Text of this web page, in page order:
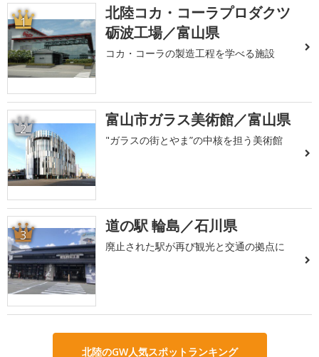
1
北陸コカ・コーラプロダクツ
砺波工場／富山県
コカ・コーラの製造工程を学べる施設
2 富山市ガラス美術館／富山県
"ガラスの街とやま”の中核を担う美術館
3 道の駅 輪島／石川県
廃止された駅が再び観光と交通の拠点に
北陸のGW人気スポットランキング